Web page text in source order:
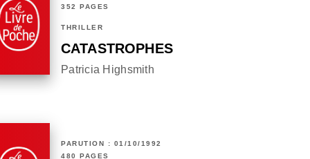
352 PAGES
THRILLER
CATASTROPHES
Patricia Highsmith
PARUTION : 01/10/1992
480 PAGES